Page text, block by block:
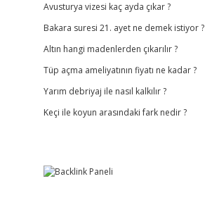
Avusturya vizesi kaç ayda çıkar ?
Bakara suresi 21. ayet ne demek istiyor ?
Altın hangi madenlerden çıkarılır ?
Tüp açma ameliyatının fiyatı ne kadar ?
Yarım debriyaj ile nasıl kalkılır ?
Keçi ile koyun arasındaki fark nedir ?